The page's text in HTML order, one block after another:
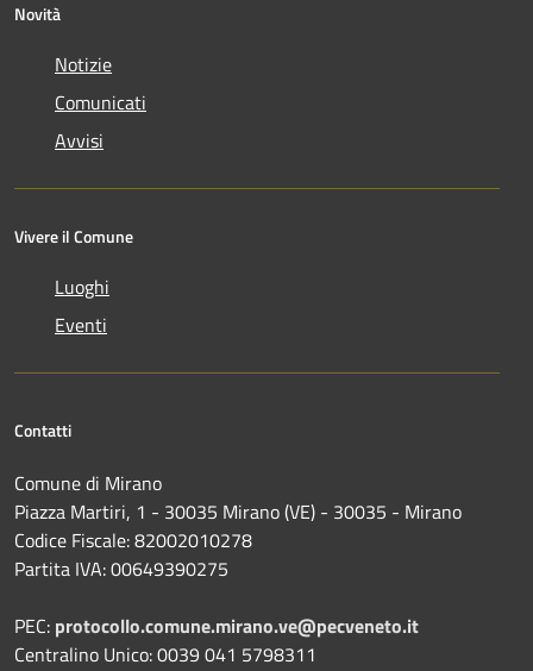
Novità
Notizie
Comunicati
Avvisi
Vivere il Comune
Luoghi
Eventi
Contatti
Comune di Mirano
Piazza Martiri, 1 - 30035 Mirano (VE) - 30035 - Mirano
Codice Fiscale: 82002010278
Partita IVA: 00649390275
PEC: protocollo.comune.mirano.ve@pecveneto.it
Centralino Unico: 0039 041 5798311